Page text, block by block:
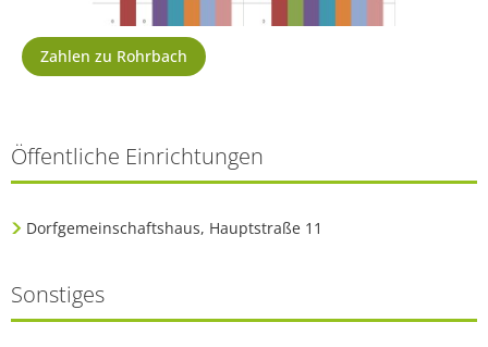
Zahlen zu Rohrbach
Öffentliche Einrichtungen
Dorfgemeinschaftshaus, Hauptstraße 11
Sonstiges